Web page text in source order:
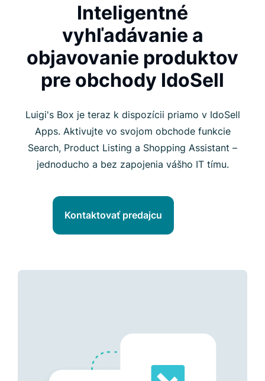
Inteligentné
vyhľadávanie a
objavovanie produktov
pre obchody IdoSell
Luigi's Box je teraz k dispozícii priamo v IdoSell
Apps. Aktivujte vo svojom obchode funkcie
Search, Product Listing a Shopping Assistant –
jednoducho a bez zapojenia vášho IT tímu.
Kontaktovať predajcu